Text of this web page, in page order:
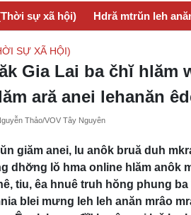
sự xã hội) Hdră mtrŭn leh
SỰ XÃ HỘI)
Gia Lai ba čhĭ hlăm
ară anei lehanăn
Thảo/VOV Tây Nguyên
giăm anei, lu anôk bruă duh
dhơ̆ng lŏ hma online hlăm anôk
tiu, êa hnuê truh hŏng phung
blei mưng leh leh anăn mrâo